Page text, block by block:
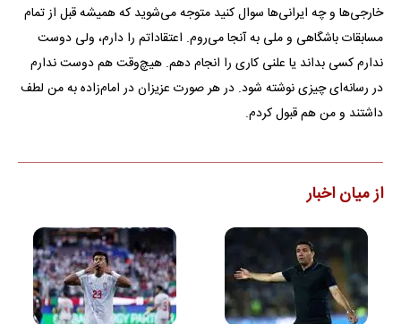
خارجی‌ها و چه ایرانی‌ها سوال کنید متوجه می‌شوید که همیشه قبل از تمام
مسابقات باشگاهی و ملی به آنجا می‌روم. اعتقاداتم را دارم، ولی دوست
ندارم کسی بداند یا علنی کاری را انجام دهم. هیچ‌وقت هم دوست ندارم
در رسانه‌ای چیزی نوشته شود. در هر صورت عزیزان در امام‌زاده به من لطف
داشتند و من هم قبول کردم.
از میان اخبار